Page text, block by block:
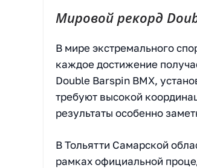
Мировой рекорд
В мире экстремального
каждое достижение
Double Barspin BMX,
требуют высокой
результаты особенно
В Тольятти Самарской
рамках официальной